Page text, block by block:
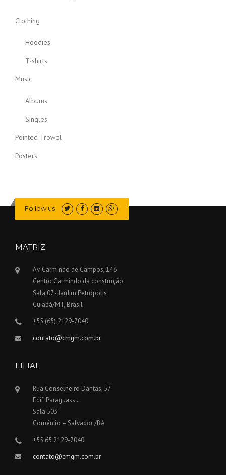
Clothing
Hoodies
T-shirts
Music
Albums
Singles
Pointed Trowel
Posters
Follow us
MATRIZ
Av. Carmindo de Campos, 146
Centro Carmindo da construção
Sala 07 - Jardim Petrópolis
Cuiabá/MT, Brasil
+55 (65) 2129-7040
contato@cmgm.com.br
FILIAL
Rua Conselheiro Dantas, 57
Edif. Paraguassu
Sala 503
Comércio – Salvador /BA
+55 65 2129-7040
contato@cmgm.com.br